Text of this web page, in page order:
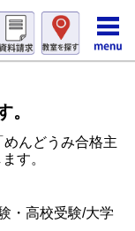
。
んどうみ合格主
す。
・高校受験/大学